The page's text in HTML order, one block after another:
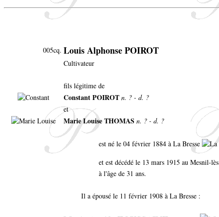
005cq. Louis Alphonse POIROT
Cultivateur
fils légitime de
Constant POIROT n. ? - d. ?
et
Marie Louise THOMAS n. ? - d. ?
est né le 04 février 1884 à La Bresse
et est décédé le 13 mars 1915 au Mesnil-
à l'âge de 31 ans.
Il a épousé le 11 février 1908 à La Bresse :